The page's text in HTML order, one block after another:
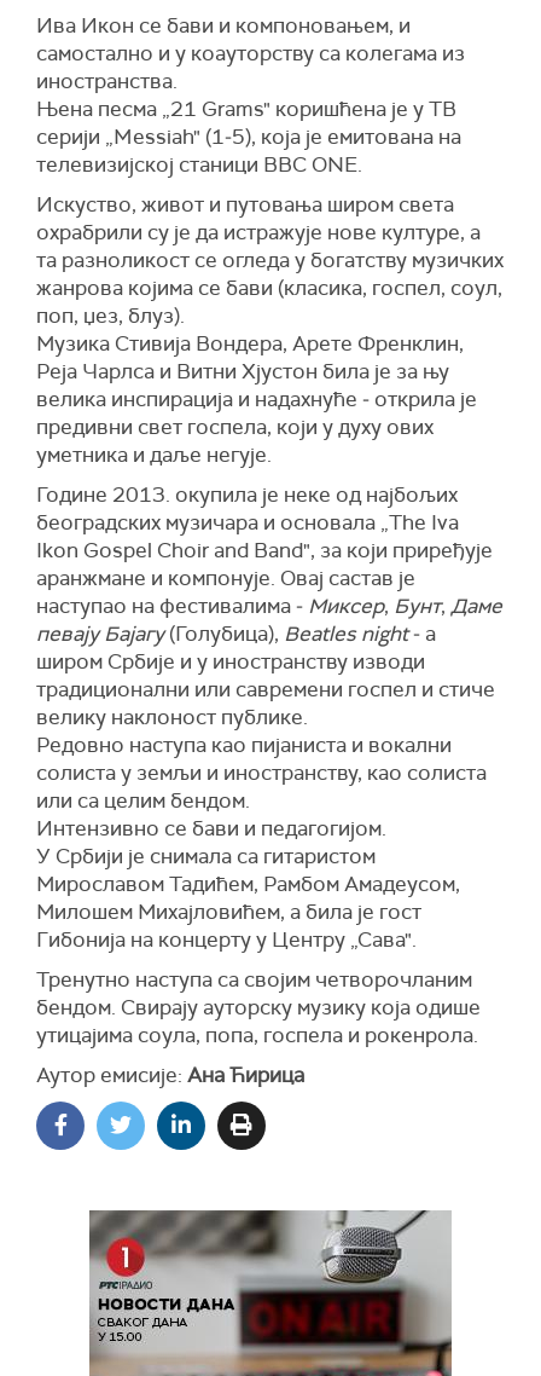
Ива Икон се бави и компоновањем, и
самостално и у коауторству са колегама из
иностранства.
Њена песма „21 Grams" коришћена је у ТВ
серији „Messiah" (1‒5), која је емитована на
телевизијској станици BBC ONE.
Искуство, живот и путовања широм света
охрабрили су је да истражује нове културе, а
та разноликост се огледа у богатству музичких
жанрова којима се бави (класика, госпел, соул,
поп, џез, блуз).
Музика Стивија Вондера, Арете Френклин,
Реја Чарлса и Витни Хјустон била је за њу
велика инспирација и надахнуће ‒ открила је
предивни свет госпела, који у духу ових
уметника и даље негује.
Године 2013. окупила је неке од најбољих
београдских музичара и основала „The Iva
Ikon Gospel Choir and Band", за који приређује
аранжмане и компонује. Овај састав је
наступао на фестивалима ‒ Миксер, Бунт, Даме
певају Бајагу(Голубица), Beatles night‒ а
широм Србије и у иностранству изводи
традиционални или савремени госпел и стиче
велику наклоност публике.
Редовно наступа као пијаниста и вокални
солиста у земљи и иностранству, као солиста
или са целим бендом.
Интензивно се бави и педагогијом.
У Србији је снимала са гитаристом
Мирославом Тадићем, Рамбом Амадеусом,
Милошем Михајловићем, а била је гост
Гибонија на концерту у Центру „Сава".
Тренутно наступа са својим четворочланим
бендом. Свирају ауторску музику која одише
утицајима соула, попа, госпела и рокенрола.
Аутор емисије: Ана Ћирица